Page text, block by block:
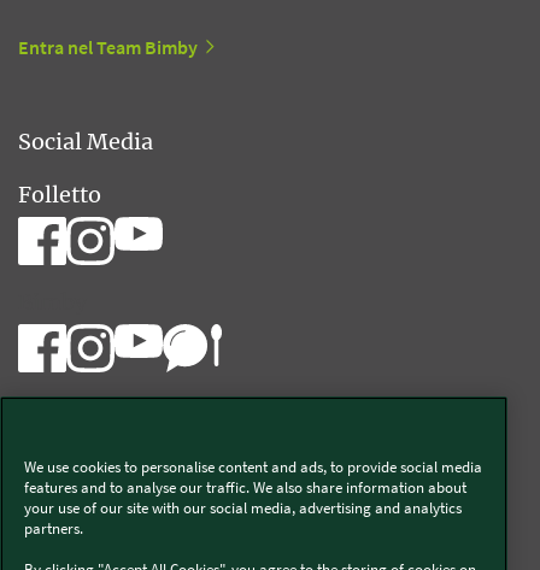
Entra nel Team Bimby
Social Media
Folletto
Vorwerk Italia s.a.s. di Vorwerk Management s.r.l.
C.F. e P.Iva 00793630153
Chi siamo Informativa Privacy & Cookies
We use cookies to personalise content and ads, to provide social media
features and to analyse our traffic. We also share information about
your use of our site with our social media, advertising and analytics
partners.